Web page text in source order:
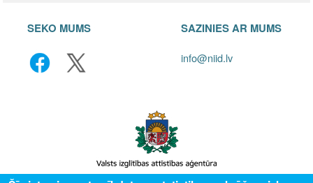
SEKO MUMS SAZINIES AR MUMS
info@niid.lv